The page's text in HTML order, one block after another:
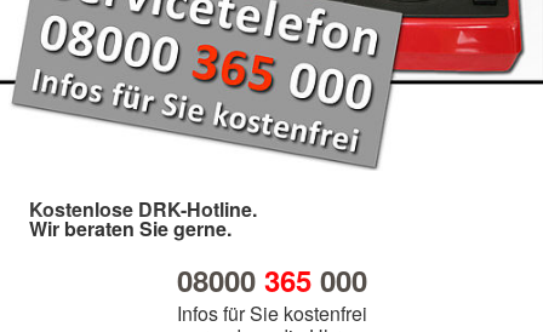
Kostenlose DRK-Hotline.
Wir beraten Sie gerne.
08000 365000
Infos für Sie kostenfrei